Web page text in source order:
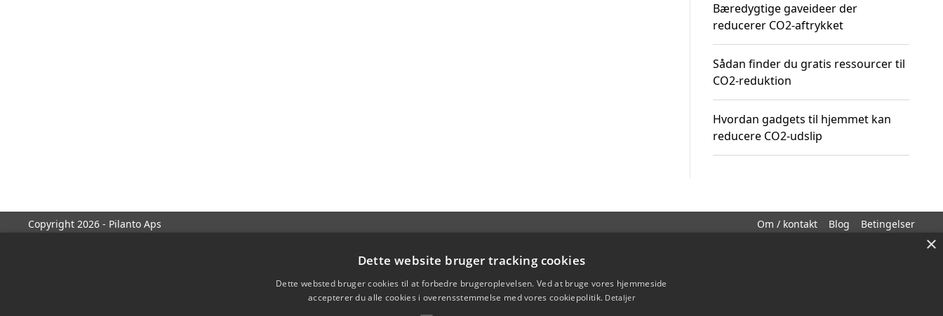
Bæredygtige gaveideer der
reducerer CO2-aftrykket
Sådan finder du gratis ressourcer til
CO2-reduktion
Hvordan gadgets til hjemmet kan
reducere CO2-udslip
Copyright 2026 - Pilanto Aps Om / kontakt Blog Betingelser
×
Dette website bruger tracking cookies
Dette websted bruger cookies til at forbedre brugeroplevelsen. Ved at bruge vores hjemmeside
accepterer du alle cookies i overensstemmelse med vores cookiepolitik. Detaljer